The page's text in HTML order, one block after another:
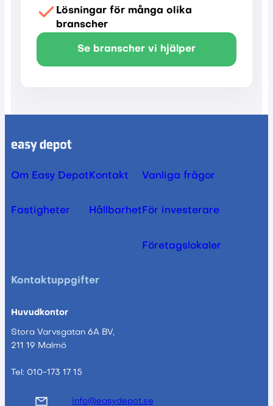
Lösningar för många olika
branscher
Se branscher vi hjälper
Om Easy Depot
Fastigheter
Kontakt
Hållbarhet
Vanliga frågor
För investerare
Företagslokaler
Kontaktuppgifter
Huvudkontor
Stora Varvsgatan 6A BV,
211 19 Malmö
Tel: 010-173 17 15
info@easydepot.se